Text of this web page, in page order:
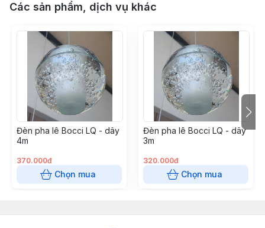
Các sản phẩm, dịch vụ khác
Đèn pha lê Bocci LQ - dây
4m
370.000đ
Chọn mua
Đèn pha lê Bocci LQ - dây
3m
320.000đ
Chọn mua